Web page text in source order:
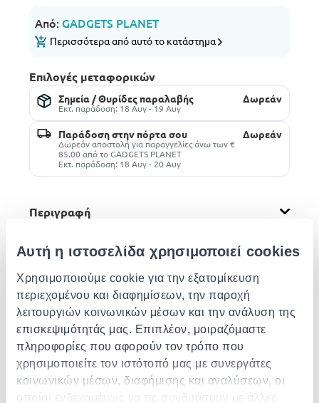
Αυτή η ιστοσελίδα χρησιμοποιεί cookies
Χρησιμοποιούμε cookie για την εξατομίκευση
περιεχομένου και διαφημίσεων, την παροχή
λειτουργιών κοινωνικών μέσων και την ανάλυση της
επισκεψιμότητάς μας. Επιπλέον, μοιραζόμαστε
πληροφορίες που αφορούν τον τρόπο που
χρησιμοποιείτε τον ιστότοπό μας με συνεργάτες
κοινωνικών μέσων, διαφήμισης και αναλύσεων, οι
οποίοι ενδεχομένως να τις συνδυάσουν με άλλες
Από:GADGETS PLANET
Περισσότερα από αυτό το κατάστημα
Επιλογές μεταφορικών
Σημεία / Θυρίδες παραλαβής
Εκτ. παράδοση: 18 Αυγ - 19 Αυγ
Δωρεάν
Παράδοση στην πόρτα σου
Δωρεάν αποστολή για παραγγελίες άνω των €
85.00 από το GADGETS PLANET
Εκτ. παράδοση: 18 Αυγ - 20 Αυγ
Δωρεάν
Περιγραφή
Χαρακτηριστικά
Λεπτομέρειες
Παρόμοια προϊόντα